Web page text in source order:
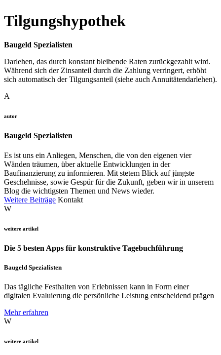
Tilgungshypothek
Baugeld Spezialisten
Darlehen, das durch konstant bleibende Raten zurückgezahlt wird.
Während sich der Zinsanteil durch die Zahlung verringert, erhöht
sich automatisch der Tilgungsanteil (siehe auch Annuitätendarlehen).
A
autor
Baugeld Spezialisten
Es ist uns ein Anliegen, Menschen, die von den eigenen vier
Wänden träumen, über aktuelle Entwicklungen in der
Baufinanzierung zu informieren. Mit stetem Blick auf jüngste
Geschehnisse, sowie Gespür für die Zukunft, geben wir in unserem
Blog die wichtigsten Themen und News wieder.
Weitere Beiträge Kontakt
W
weitere artikel
Die 5 besten Apps für konstruktive Tagebuchführung
Baugeld Spezialisten
Das tägliche Festhalten von Erlebnissen kann in Form einer
digitalen Evaluierung die persönliche Leistung entscheidend prägen
Mehr erfahren
W
weitere artikel